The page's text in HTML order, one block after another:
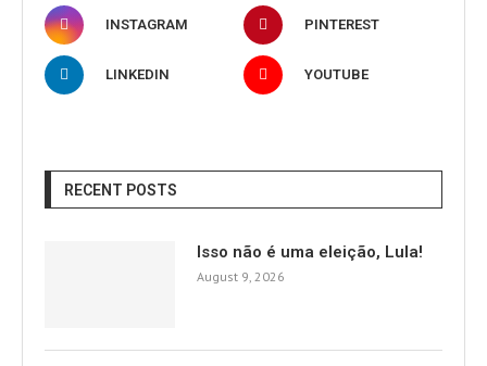
INSTAGRAM PINTEREST
LINKEDIN YOUTUBE
RECENT POSTS
Isso não é uma eleição, Lula!
August 9, 2026